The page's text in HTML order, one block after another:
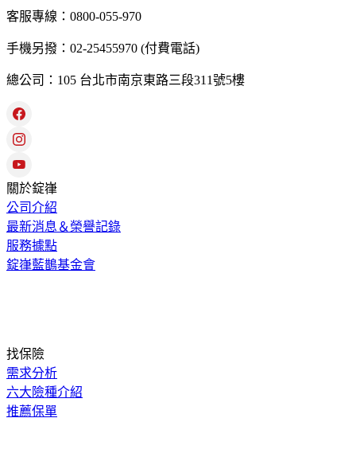
客服專線：0800-055-970
手機另撥：02-25455970 (付費電話)
總公司：105 台北市南京東路三段311號5樓
關於錠嵂
公司介紹
最新消息＆榮譽記錄
服務據點
錠嵂藍鵲基金會
找保險
需求分析
六大險種介紹
推薦保單